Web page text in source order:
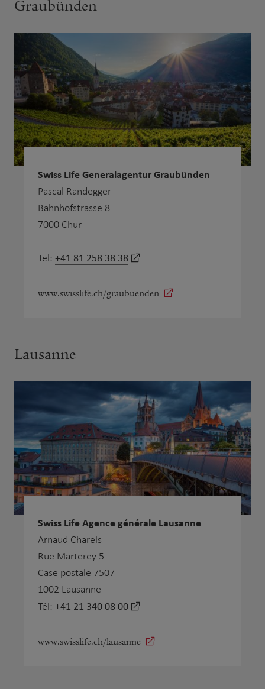
Graubünden
Swiss Life Generalagentur Graubünden
Pascal Randegger
Bahnhofstrasse 8
7000 Chur
Tel: +41 81 258 38 38
www.swisslife.ch/graubuenden
Lausanne
Swiss Life Agence générale Lausanne
Arnaud Charels
Rue Marterey 5
Case postale 7507
1002 Lausanne
Tél: +41 21 340 08 00
www.swisslife.ch/lausanne